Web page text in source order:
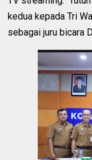
kedua kepada Tri
sebagai juru bicara